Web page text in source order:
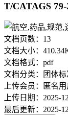
T/CATAGS
文档页数： 13
文档大小：
文档格式： pdf
文档分类：
团体标
上传会员：
匿名用
上传日期： 2025-
最后更新： 2025-